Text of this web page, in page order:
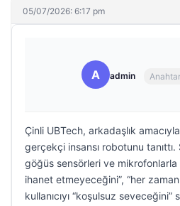
05/07/2026: 6:17 pm
A admin
Çinli UBTech, arkadaşlık
gerçekçi insansı robotunu
göğüs sensörleri ve mikrofonlarla
ihanet etmeyeceğini”, “her zaman
kullanıcıyı “koşulsuz seveceğini”